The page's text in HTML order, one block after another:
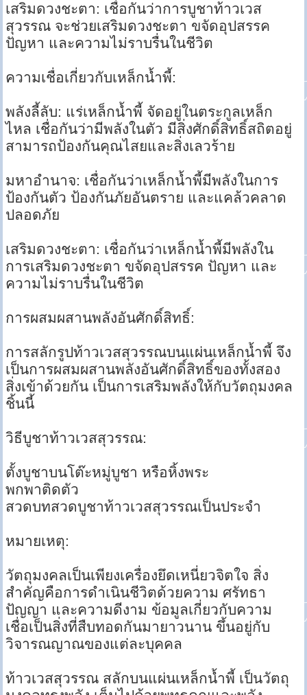
เสริมดวงชะตา: เชื่อกันว่าการบูชาท้าวเวส
สุวรรณ จะช่วยเสริมดวงชะตา ขจัดอุปสรรค
ปัญหา และความไม่ราบรื่นในชีวิต
ความเชื่อเกี่ยวกับเหล็กน้ำพี้:
พลังลี้ลับ: แร่เหล็กน้ำพี้ จัดอยู่ในตระกูลเหล็ก
ไหล เชื่อกันว่ามีพลังในตัว มีสิ่งศักดิ์สิทธิ์สถิตอยู่
สามารถป้องกันคุณไสยและสิ่งเลวร้าย
มหาอำนาจ: เชื่อกันว่าเหล็กน้ำพี้มีพลังในการ
ป้องกันตัว ป้องกันภัยอันตราย และแคล้วคลาด
ปลอดภัย
เสริมดวงชะตา: เชื่อกันว่าเหล็กน้ำพี้มีพลังใน
การเสริมดวงชะตา ขจัดอุปสรรค ปัญหา และ
ความไม่ราบรื่นในชีวิต
การผสมผสานพลังอันศักดิ์สิทธิ์:
การสลักรูปท้าวเวสสุวรรณบนแผ่นเหล็กน้ำพี้ จึง
เป็นการผสมผสานพลังอันศักดิ์สิทธิ์ของทั้งสอง
สิ่งเข้าด้วยกัน เป็นการเสริมพลังให้กับวัตถุมงคล
ชิ้นนี้
วิธีบูชาท้าวเวสสุวรรณ:
ตั้งบูชาบนโต๊ะหมู่บูชา หรือหิ้งพระ
พกพาติดตัว
สวดบทสวดบูชาท้าวเวสสุวรรณเป็นประจำ
หมายเหตุ:
วัตถุมงคลเป็นเพียงเครื่องยึดเหนี่ยวจิตใจ สิ่ง
สำคัญคือการดำเนินชีวิตด้วยความ ศรัทธา
ปัญญา และความดีงาม ข้อมูลเกี่ยวกับความ
เชื่อเป็นสิ่งที่สืบทอดกันมายาวนาน ขึ้นอยู่กับ
วิจารณญาณของแต่ละบุคคล
ท้าวเวสสุวรรณ สลักบนแผ่นเหล็กน้ำพี้ เป็นวัตถุ